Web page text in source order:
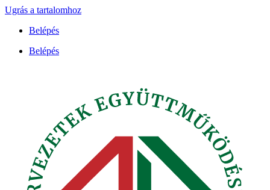
Ugrás a tartalomhoz
Belépés
Belépés